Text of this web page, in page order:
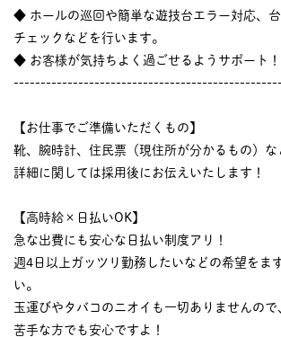
◆ ホールの巡回や簡単な遊技台エラー対応、
チェックなどを行います。
◆ お客様が気持ちよく過ごせるようサポート！
【お仕事でご準備いただくもの】
靴、腕時計、住民票（現住所が分かるもの）な
詳細に関しては採用後にお伝えいたします！
【高時給×日払いOK】
急な出費にも安心な日払い制度アリ！
週4日以上ガッツリ勤務したいなどの希望をま
い。
玉運びやタバコのニオイも一切ありませんの
苦手な方でも安心ですよ！